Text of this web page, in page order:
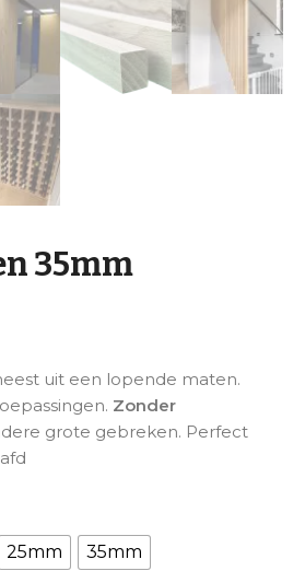
35mm
tot
uit een lopende maten.
Zonder
grote gebreken. Perfect
25mm
35mm